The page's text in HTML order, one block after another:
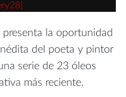
la oportunidad
del poeta y pintor
serie de 23 óleos
más reciente.